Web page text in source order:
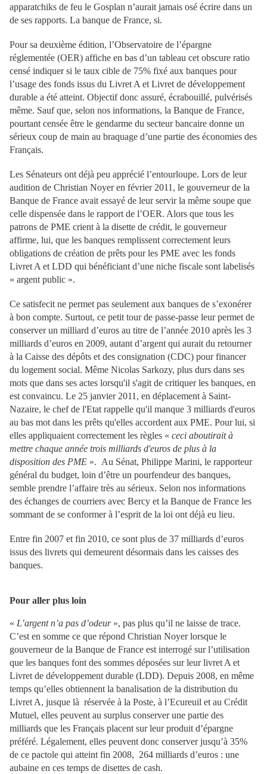
apparatchiks de feu le Gosplan n’aurait jamais osé écrire dans un
de ses rapports. La banque de France, si.
Pour sa deuxième édition, l’Observatoire de l’épargne
réglementée (OER) affiche en bas d’un tableau cet obscure ratio
censé indiquer si le taux cible de 75% fixé aux banques pour
l’usage des fonds issus du Livret A et Livret de développement
durable a été atteint. Objectif donc assuré, écrabouillé, pulvérisés
même. Sauf que, selon nos informations, la Banque de France,
pourtant censée être le gendarme du secteur bancaire donne un
sérieux coup de main au braquage d’une partie des économies des
Français.
Les Sénateurs ont déjà peu apprécié l’entourloupe. Lors de leur
audition de Christian Noyer en février 2011, le gouverneur de la
Banque de France avait essayé de leur servir la même soupe que
celle dispensée dans le rapport de l’OER. Alors que tous les
patrons de PME crient à la disette de crédit, le gouverneur
affirme, lui, que les banques remplissent correctement leurs
obligations de création de prêts pour les PME avec les fonds
Livret A et LDD qui bénéficiant d’une niche fiscale sont labelisés
« argent public ».
Ce satisfecit ne permet pas seulement aux banques de s’exonérer
à bon compte. Surtout, ce petit tour de passe-passe leur permet de
conserver un milliard d’euros au titre de l’année 2010 après les 3
milliards d’euros en 2009, autant d’argent qui aurait du retourner
à la Caisse des dépôts et des consignation (CDC) pour financer
du logement social. Même Nicolas Sarkozy, plus durs dans ses
mots que dans ses actes lorsqu'il s'agit de critiquer les banques, en
est convaincu. Le 25 janvier 2011, en déplacement à Saint-
Nazaire, le chef de l'Etat rappelle qu'il manque 3 milliards d'euros
au bas mot dans les prêts qu'elles accordent aux PME. Pour lui, si
elles appliquaient correctement les règles « ceci aboutirait à
mettre chaque année trois milliards d'euros de plus à la
disposition des PME ». Au Sénat, Philippe Marini, le rapporteur
général du budget, loin d’être un pourfendeur des banques,
semble prendre l’affaire très au sérieux. Selon nos informations
des échanges de courriers avec Bercy et la Banque de France les
sommant de se conformer à l’esprit de la loi ont déjà eu lieu.
Entre fin 2007 et fin 2010, ce sont plus de 37 milliards d’euros
issus des livrets qui demeurent désormais dans les caisses des
banques.
Pour aller plus loin
« L’argent n’a pas d’odeur », pas plus qu’il ne laisse de trace.
C’est en somme ce que répond Christian Noyer lorsque le
gouverneur de la Banque de France est interrogé sur l’utilisation
que les banques font des sommes déposées sur leur livret A et
Livret de développement durable (LDD). Depuis 2008, en même
temps qu’elles obtiennent la banalisation de la distribution du
Livret A, jusque là réservée à la Poste, à l’Ecureuil et au Crédit
Mutuel, elles peuvent au surplus conserver une partie des
milliards que les Français placent sur leur produit d’épargne
préféré. Légalement, elles peuvent donc conserver jusqu’à 35%
de ce pactole qui atteint fin 2008, 264 milliards d’euros : une
aubaine en ces temps de disettes de cash.